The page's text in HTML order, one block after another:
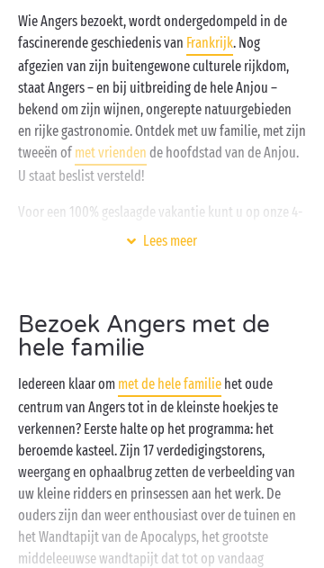
Wie Angers bezoekt, wordt ondergedompeld in de
fascinerende geschiedenis van Frankrijk. Nog
afgezien van zijn buitengewone culturele rijkdom,
staat Angers – en bij uitbreiding de hele Anjou –
bekend om zijn wijnen, ongerepte natuurgebieden
en rijke gastronomie. Ontdek met uw familie, met zijn
tweeën of met vrienden de hoofdstad van de Anjou.
U staat beslist versteld!
Voor een 100% geslaagde vakantie kunt u op onze 4-
en 5-sterrencampings rekenen.Gratis kinderclubs
bedoelen we dus bij Sandaya met een zorgeloze
campingvakantie!
Lees meer
Bezoek Angers met de
hele familie
Iedereen klaar om met de hele familie het oude
centrum van Angers tot in de kleinste hoekjes te
verkennen? Eerste halte op het programma: het
beroemde kasteel. Zijn 17 verdedigingstorens,
weergang en ophaalbrug zetten de verbeelding van
uw kleine ridders en prinsessen aan het werk. De
ouders zijn dan weer enthousiast over de tuinen en
het Wandtapijt van de Apocalyps, het grootste
middeleeuwse wandtapijt dat tot op vandaag